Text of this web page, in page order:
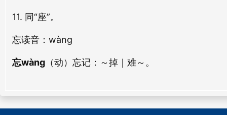
11. 同“座”。
忘读音：wàng
忘wàng （动）忘记：～掉｜难～。